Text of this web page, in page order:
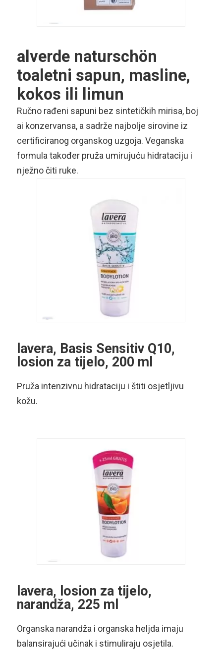
alverde naturschön
toaletni sapun, masline,
kokos ili limun
Ručno rađeni sapuni bez sintetičkih mirisa, boj
ai konzervansa, a sadrže najbolje sirovine iz
certificiranog organskog uzgoja. Veganska
formula također pruža umirujuću hidrataciju i
nježno čiti ruke.
lavera, Basis Sensitiv Q10,
losion za tijelo, 200 ml
Pruža intenzivnu hidrataciju i štiti osjetljivu
kožu.
lavera, losion za tijelo,
narandža, 225 ml
Organska narandža i organska heljda imaju
balansirajući učinak i stimuliraju osjetila.